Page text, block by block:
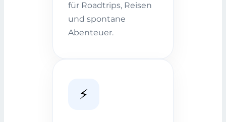
für Roadtrips, Reisen
und spontane
Abenteuer.
⚡